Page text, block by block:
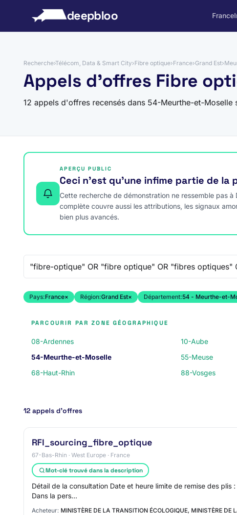
deepbloo France
Recherche›Télécom, Data & Smart City›Fibre optique›France›Grand Est›
Appels d'offres Fibre
12 appels d'offres recensés dans 54-Meurthe-et-Moselle
APERÇU PUBLIC
Ceci n’est qu’une infime partie de la
Cette recherche de démonstration ne ressemble pas à
complète couvre aussi les attributions, les signaux
bien plus avancés.
Pays:France× Région:Grand Est× Département:54 - Meurthe-et-
PARCOURIR PAR ZONE GÉOGRAPHIQUE
08-Ardennes 10-Aube
54-Meurthe-et-Moselle
55-Meuse
68-Haut-Rhin
88-Vosges
12 appels d’offres
RFI_sourcing_fibre_optique
67-Bas-Rhin · West Europe · France
Mot-clé trouvé dans la description
Détail de la consultation Date et heure limite de remise des
Dans la pers…
Acheteur: MINISTÈRE DE LA TRANSITION ÉCOLOGIQUE, MINISTÈRE DE